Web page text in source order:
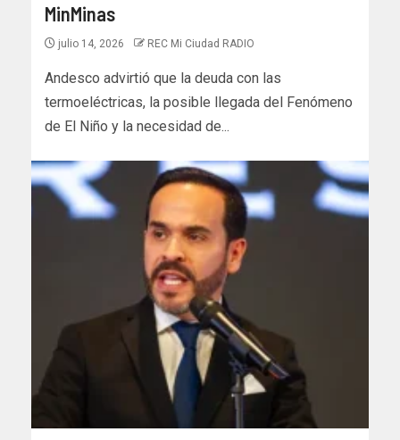
MinMinas
julio 14, 2026 REC Mi Ciudad RADIO
Andesco advirtió que la deuda con las
termoeléctricas, la posible llegada del Fenómeno
de El Niño y la necesidad de...